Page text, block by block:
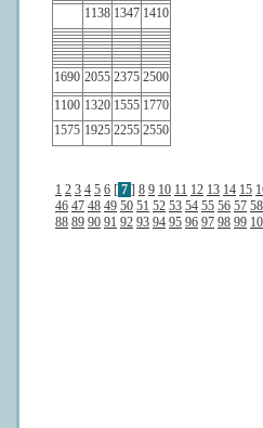
1138 1347 1410
1690 2055 2375 2500
1100 1320 1555 1770
1575 1925 2255 2550
1 2 3 4 5 6 [ 7 ] 8 9 10 11 12 13 14 15
46 47 48 49 50 51 52 53 54 55 56 57 58
88 89 90 91 92 93 94 95 96 97 98 99